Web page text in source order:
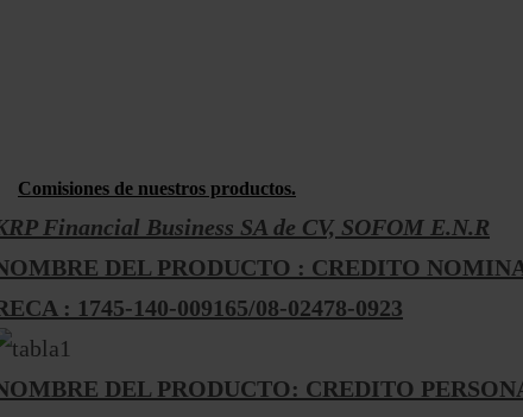
Comisiones de nuestros productos.
Financial Business SA de CV, SOFOM E.N.R
DEL PRODUCTO : CREDITO
: 1745-140-009165/08-02478-0923
DEL PRODUCTO: CREDITO